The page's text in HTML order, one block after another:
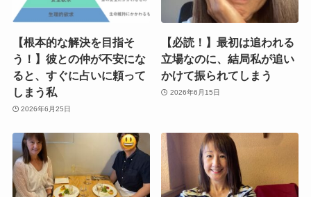
【根本的な解決を目指そ
う！】彼との仲が不安にな
ると、すぐに占いに頼って
しまう私
2026年6月25日
【必読！】最初は追われる
立場なのに、結局私が追い
かけて振られてしまう
2026年6月15日